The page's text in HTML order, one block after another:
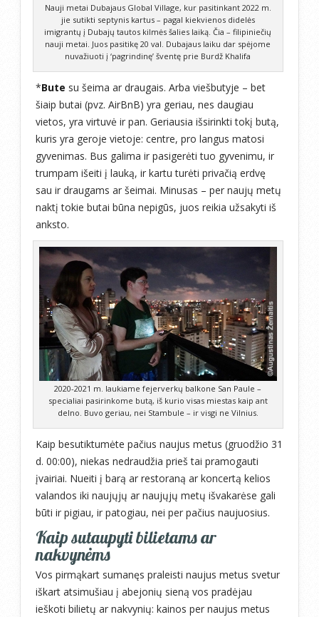
Nauji metai Dubajaus Global Village, kur pasitinkant 2022 m.
jie sutikti septynis kartus – pagal kiekvienos didelės
imigrantų į Dubajų tautos kilmės šalies laiką. Čia – filipiniečių
nauji metai. Juos pasitikę 20 val. Dubajaus laiku dar spėjome
nuvažiuoti į ‘pagrindinę’ šventę prie Burdž Khalifa
*Bute su šeima ar draugais. Arba viešbutyje – bet
šiaip butai (pvz. AirBnB) yra geriau, nes daugiau
vietos, yra virtuvė ir pan. Geriausia išsirinkti tokį butą,
kuris yra geroje vietoje: centre, pro langus matosi
gyvenimas. Bus galima ir pasigerėti tuo gyvenimu, ir
trumpam išeiti į lauką, ir kartu turėti privačią erdvę
sau ir draugams ar šeimai. Minusas – per naujų metų
naktį tokie butai būna nepigūs, juos reikia užsakyti iš
anksto.
2020-2021 m. laukiame fejerverkų balkone San Paule –
specialiai pasirinkome butą, iš kurio visas miestas kaip ant
delno. Buvo geriau, nei Stambule – ir visgi ne Vilnius.
Kaip besutiktumėte pačius naujus metus (gruodžio 31
d. 00:00), niekas nedraudžia prieš tai pramogauti
įvairiai. Nueiti į barą ar restoraną ar koncertą kelios
valandos iki naujųjų ar naujųjų metų išvakarėse gali
būti ir pigiau, ir patogiau, nei per pačius naujuosius.
Kaip sutaupyti bilietams ar
nakvynėms
Vos pirmąkart sumanęs praleisti naujus metus svetur
iškart atsimušiau į abejonių sieną vos pradėjau
ieškoti bilietų ar nakvynių: kainos per naujus metus